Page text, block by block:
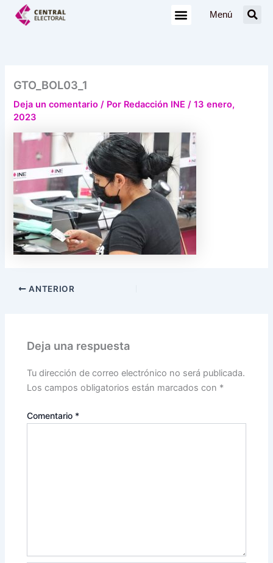
Menú
GTO_BOL03_1
Deja un comentario / Por Redacción INE/13 enero,
2023
ANTERIOR
Deja una respuesta
Tu dirección de correo electrónico no será publicada.
Los campos obligatorios están marcados con *
Comentario *